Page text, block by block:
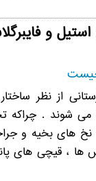
و
از نظر
پانسمان 2 کشو در بازار
نخ های بخیه و
، قیچی های